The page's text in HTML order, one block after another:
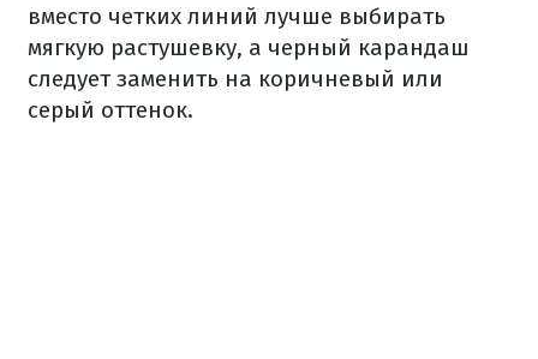
вместо четких линий лучше выбирать
мягкую растушевку, а черный карандаш
следует заменить на коричневый или
серый оттенок.